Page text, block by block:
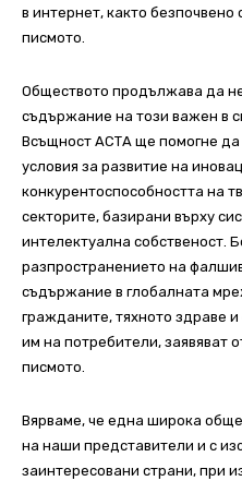
в интернет, както безпочвено
писмото.
Обществото продължава да
съдържание на този важен в
Всъщност АСТА ще помогне
условия за развитие на
конкурентоспособността на
секторите, базирани върху
интелектуална собственост.
разпространението на
съдържание в глобалната
гражданите, тяхното здраве и
им на потребители, заявяват
писмото.
Вярваме, че една широка
на наши представители и с
заинтересовани страни, при